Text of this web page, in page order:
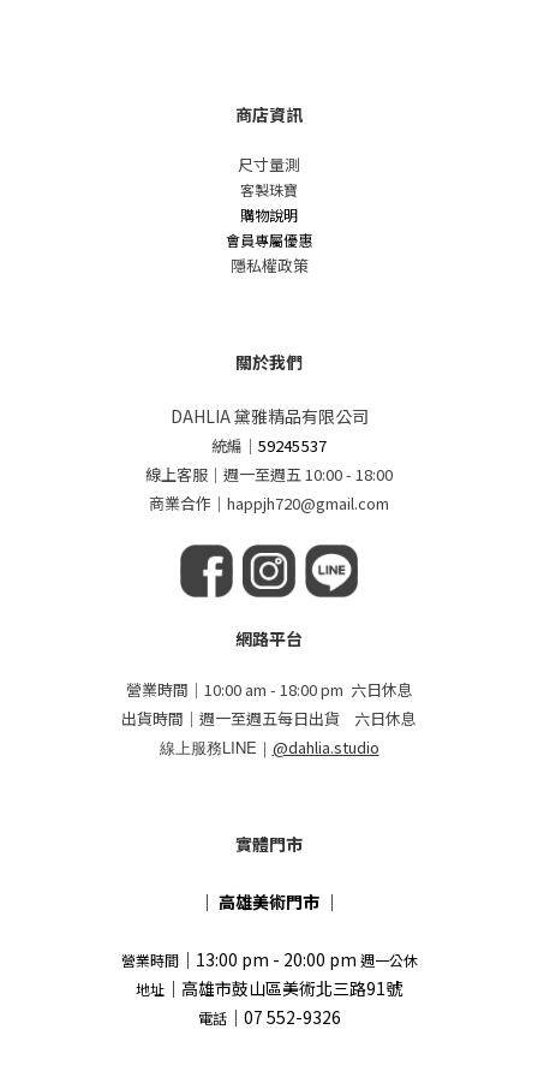
商店資訊
尺寸量測
客製珠寶
購物說明
會員專屬優惠
隱私權政策
關於我們
DAHLIA 黛雅精品有限公司
統編 ｜59245537
線上客服｜週一至週五 10:00 - 18:00
商業合作｜happjh720@gmail.com
網路平台
營業時間｜10:00 am - 18:00 pm 六日休息
出貨時間｜週一至週五每日出貨 六日休息
線上服務LINE｜ @dahlia.studio
實體門市
｜ 高雄美術門市 ｜
營業時間｜13:00 pm - 20:00 pm 週一公休
地址 ｜高雄市鼓山區美術北三路91號
電話｜07 552-9326